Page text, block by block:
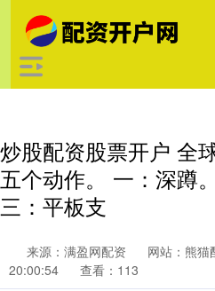
炒股配资股票开户 全
五个动作。 一：深蹲
三：平板支
来源：满盈网配资 网站：熊猫
20:00:54
查看：113